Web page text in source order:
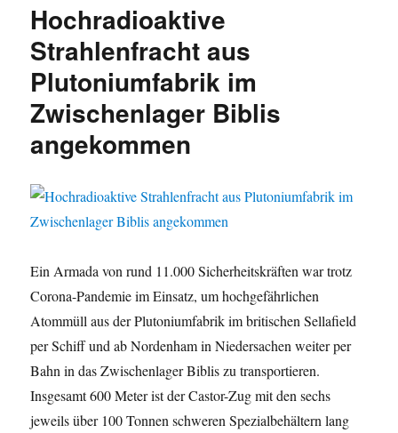
Hochradioaktive
Strahlenfracht aus
Plutoniumfabrik im
Zwischenlager Biblis
angekommen
Ein Armada von rund 11.000 Sicherheitskräften war trotz
Corona-Pandemie im Einsatz, um hochgefährlichen
Atommüll aus der Plutoniumfabrik im britischen Sellafield
per Schiff und ab Nordenham in Niedersachen weiter per
Bahn in das Zwischenlager Biblis zu transportieren.
Insgesamt 600 Meter ist der Castor-Zug mit den sechs
jeweils über 100 Tonnen schweren Spezialbehältern lang